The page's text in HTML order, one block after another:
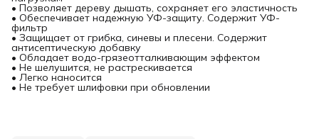
• Позволяет дереву дышать, сохраняет его эластичность
• Обеспечивает надежную УФ-защиту. Содержит УФ-
фильтр
• Защищает от грибка, синевы и плесени. Содержит
антисептическую добавку
• Обладает водо-грязеотталкивающим эффектом
• Не шелушится, не растрескивается
• Легко наносится
• Не требует шлифовки при обновлении